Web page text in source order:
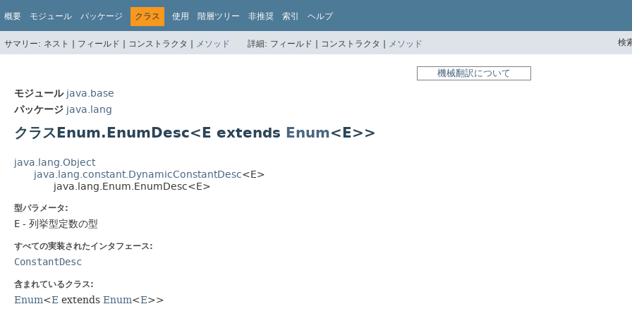
概要 モジュール パッケージ クラス 使用 階層ツリー 非推奨 索引 ヘルプ
サマリー: ネスト | フィールド | コンストラクタ | メソッド 詳細: フィールド | コンストラクタ | メソッド 検
機械翻訳について
モジュール java.base
パッケージ java.lang
クラスEnum.EnumDesc<E extends Enum<E>>
java.lang.Object
java.lang.constant.DynamicConstantDesc<E>
java.lang.Enum.EnumDesc<E>
型パラメータ:
E - 列挙型定数の型
すべての実装されたインタフェース:
ConstantDesc
含まれているクラス:
Enum<E extends Enum<E>>